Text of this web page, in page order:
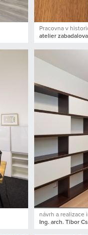
Pracovna v
atelier zabadalova
návrh a realizace
Ing. arch. Tibor